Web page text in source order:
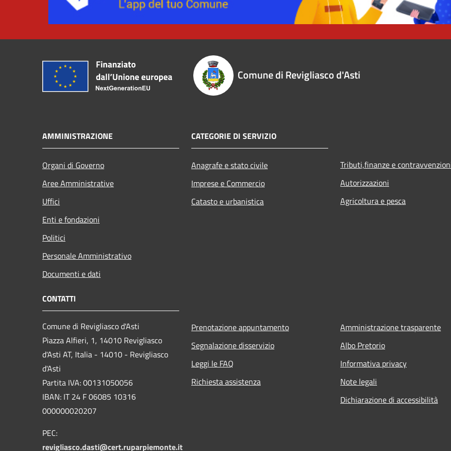
Comune di Revigliasco d'Asti
AMMINISTRAZIONE
Organi di Governo
Aree Amministrative
Uffici
Enti e fondazioni
Politici
Personale Amministrativo
Documenti e dati
CATEGORIE DI SERVIZIO
Anagrafe e stato civile
Imprese e Commercio
Catasto e urbanistica
Tributi,finanze e
Autorizzazioni
Agricoltura e pesca
CONTATTI
Comune di Revigliasco d'Asti
Piazza Alfieri, 1, 14010 Revigliasco
d'Asti AT, Italia - 14010 - Revigliasco
d'Asti
Partita IVA: 00131050056
IBAN: IT 24 F 06085 10316
000000020207
PEC:
revigliasco.dasti@cert.ruparpiemonte.it
Prenotazione appuntamento
Segnalazione disservizio
Leggi le FAQ
Richiesta assistenza
Amministrazione trasparente
Albo Pretorio
Informativa privacy
Note legali
Dichiarazione di accessibilità